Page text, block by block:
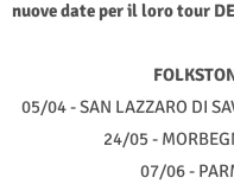
nuove date per il loro tour
05/04 - SAN LAZZARO DI
24/05 -
07/06 -